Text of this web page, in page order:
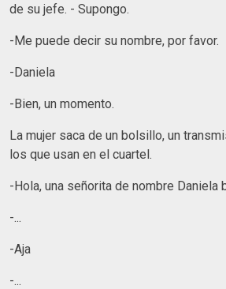
de su jefe. - Supongo.
-Me puede decir su nombre, por favor.
-Daniela
-Bien, un momento.
La mujer saca de un bolsillo, un
los que usan en el cuartel.
-Hola, una señorita de nombre Daniela
-...
-Aja
-...